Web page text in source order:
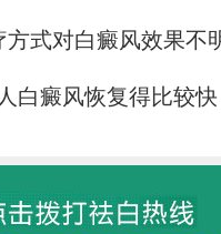
式对白癜风效果不
白癜风恢复得比较快